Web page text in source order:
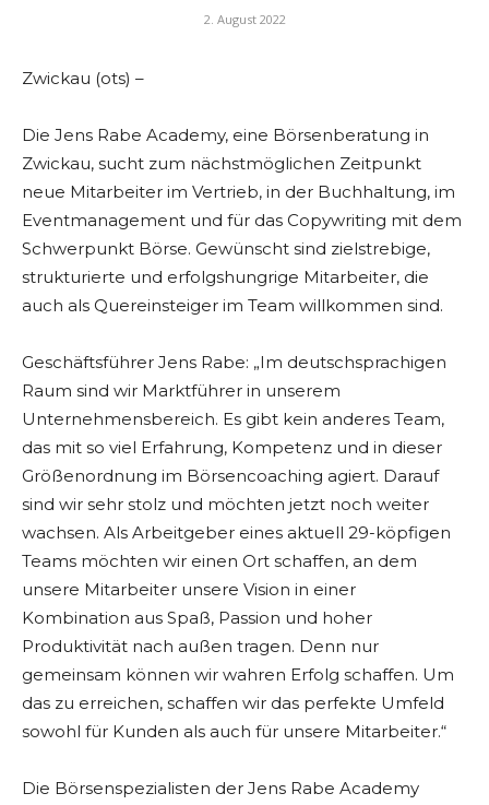
2. August 2022
Zwickau (ots) –
Die Jens Rabe Academy, eine Börsenberatung in
Zwickau, sucht zum nächstmöglichen Zeitpunkt
neue Mitarbeiter im Vertrieb, in der Buchhaltung, im
Eventmanagement und für das Copywriting mit dem
Schwerpunkt Börse. Gewünscht sind zielstrebige,
strukturierte und erfolgshungrige Mitarbeiter, die
auch als Quereinsteiger im Team willkommen sind.
Geschäftsführer Jens Rabe: „Im deutschsprachigen
Raum sind wir Marktführer in unserem
Unternehmensbereich. Es gibt kein anderes Team,
das mit so viel Erfahrung, Kompetenz und in dieser
Größenordnung im Börsencoaching agiert. Darauf
sind wir sehr stolz und möchten jetzt noch weiter
wachsen. Als Arbeitgeber eines aktuell 29-köpfigen
Teams möchten wir einen Ort schaffen, an dem
unsere Mitarbeiter unsere Vision in einer
Kombination aus Spaß, Passion und hoher
Produktivität nach außen tragen. Denn nur
gemeinsam können wir wahren Erfolg schaffen. Um
das zu erreichen, schaffen wir das perfekte Umfeld
sowohl für Kunden als auch für unsere Mitarbeiter.“
Die Börsenspezialisten der Jens Rabe Academy